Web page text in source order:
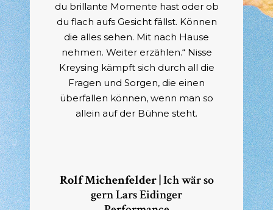
du brillante Momente hast oder ob
du flach aufs Gesicht fällst. Können
die alles sehen. Mit nach Hause
nehmen. Weiter erzählen.“ Nisse
Kreysing kämpft sich durch all die
Fragen und Sorgen, die einen
überfallen können, wenn man so
allein auf der Bühne steht.
Rolf Michenfelder |Ich wär so
gern Lars Eidinger